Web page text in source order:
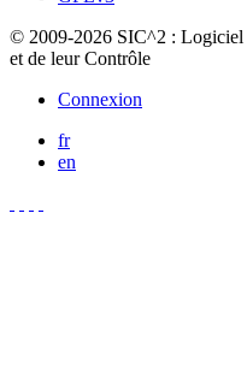
© 2009-2026 SIC^2 : Logiciel
et de leur Contrôle
Connexion
fr
en